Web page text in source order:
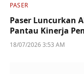
PASER
Paser Luncurkan
Pantau Kinerja
18/07/2026 3:53 AM